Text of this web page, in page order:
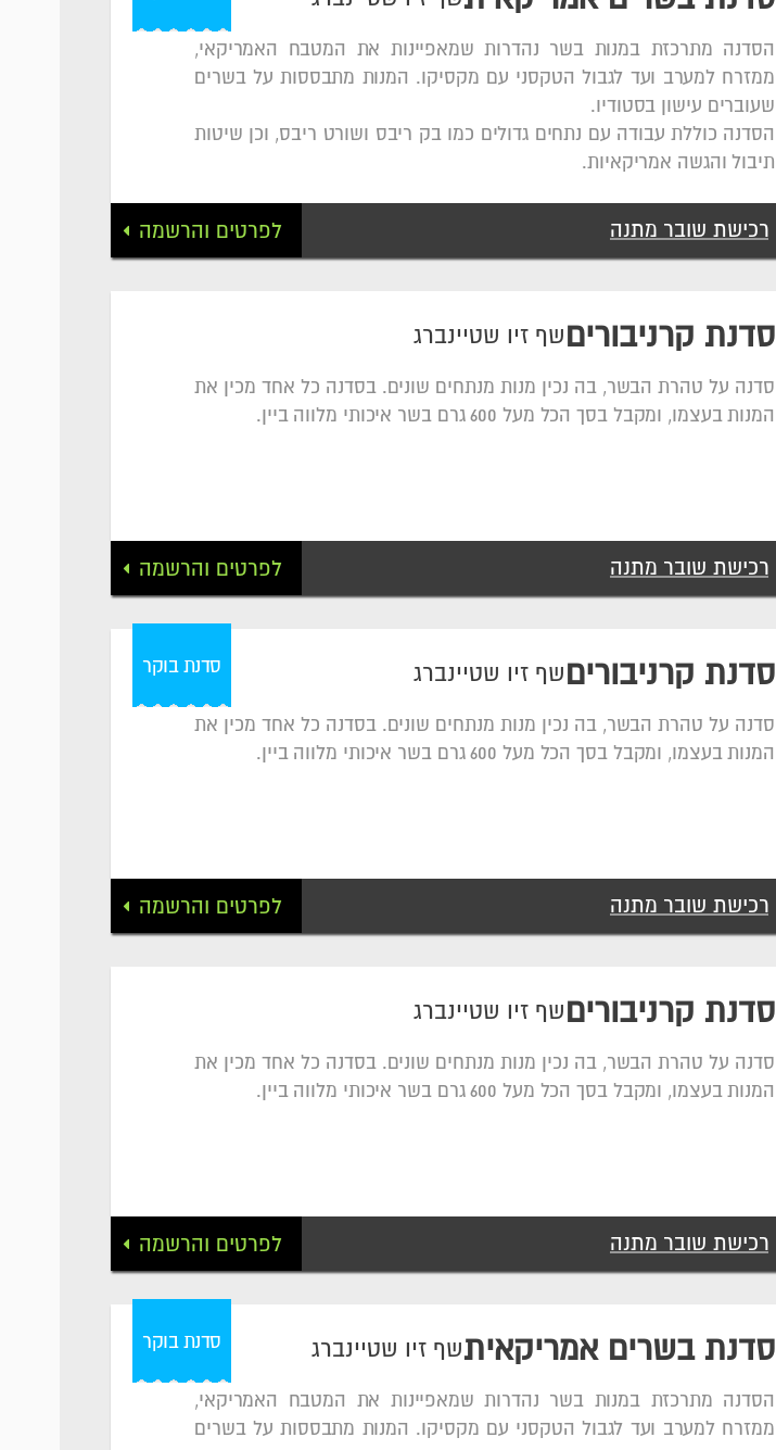
הסדנה מתרכזת במנות בשר נהדרות שמאפיינות את המטבח האמריקאי,
ממזרח למערב ועד לגבול הטקסני עם מקסיקו. המנות מתבססות על בשרים
שעוברים עישון בסטודיו.
הסדנה כוללת עבודה עם נתחים גדולים כמו בק ריבס ושורט ריבס, וכן שיטות
תיבול והגשה אמריקאיות.
רכישת שובר מתנה לפרטים והרשמה
סדנת קרניבוריםשף זיו שטיינברג
סדנה על טהרת הבשר, בה נכין מנות מנתחים שונים. בסדנה כל אחד מכין את
המנות בעצמו, ומקבל בסך הכל מעל 600 גרם בשר איכותי מלווה ביין.
רכישת שובר מתנה לפרטים והרשמה
סדנת בוקר סדנת קרניבוריםשף זיו שטיינברג
סדנה על טהרת הבשר, בה נכין מנות מנתחים שונים. בסדנה כל אחד מכין את
המנות בעצמו, ומקבל בסך הכל מעל 600 גרם בשר איכותי מלווה ביין.
רכישת שובר מתנה לפרטים והרשמה
סדנת קרניבוריםשף זיו שטיינברג
סדנה על טהרת הבשר, בה נכין מנות מנתחים שונים. בסדנה כל אחד מכין את
המנות בעצמו, ומקבל בסך הכל מעל 600 גרם בשר איכותי מלווה ביין.
רכישת שובר מתנה לפרטים והרשמה
סדנת בוקר סדנת בשרים אמריקאיתשף זיו שטיינברג
הסדנה מתרכזת במנות בשר נהדרות שמאפיינות את המטבח האמריקאי,
ממזרח למערב ועד לגבול הטקסני עם מקסיקו. המנות מתבססות על בשרים